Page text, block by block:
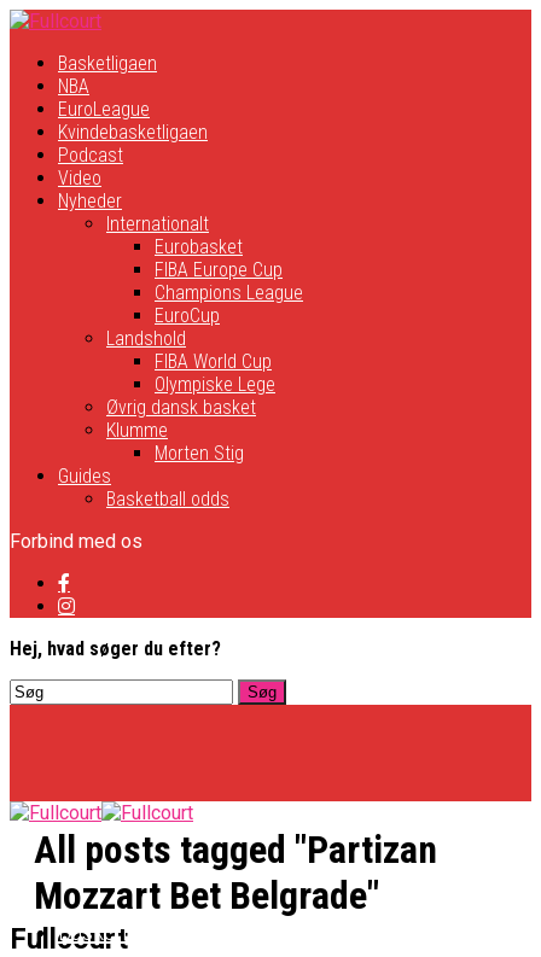
Basketligaen
NBA
EuroLeague
Kvindebasketligaen
Podcast
Video
Nyheder
Internationalt
Eurobasket
FIBA Europe Cup
Champions League
EuroCup
Landshold
FIBA World Cup
Olympiske Lege
Øvrig dansk basket
Klumme
Morten Stig
Guides
Basketball odds
Forbind med os
Hej, hvad søger du efter?
Fullcourt
Basketligaen
All posts tagged "Partizan
Mozzart Bet Belgrade"